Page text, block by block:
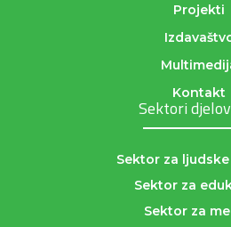
Projekti
Kontakt
Sektori
Sektor za
Sektor za
Sektor za